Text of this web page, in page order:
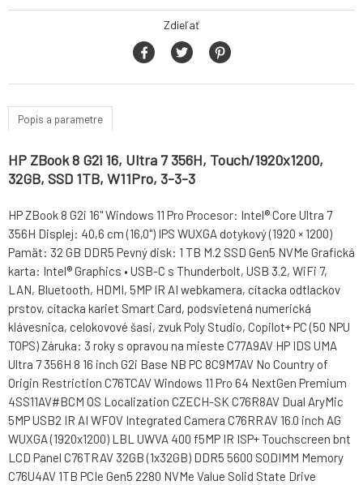
Zdieľať
Popis a parametre
HP ZBook 8 G2i 16, Ultra 7 356H, Touch/1920x1200,
32GB, SSD 1TB, W11Pro, 3-3-3
HP ZBook 8 G2i 16" Windows 11 Pro Procesor: Intel® Core Ultra 7
356H Displej: 40,6 cm (16,0") IPS WUXGA dotykový (1920 × 1200)
Pamät: 32 GB DDR5 Pevný disk: 1 TB M.2 SSD Gen5 NVMe Grafická
karta: Intel® Graphics • USB-C s Thunderbolt, USB 3.2, WiFi 7,
LAN, Bluetooth, HDMI, 5MP IR AI webkamera, cítacka odtlackov
prstov, cítacka kariet Smart Card, podsvietená numerická
klávesnica, celokovové šasi, zvuk Poly Studio, Copilot+ PC (50 NPU
TOPS) Záruka: 3 roky s opravou na mieste C77A9AV HP IDS UMA
Ultra 7 356H 8 16 inch G2i Base NB PC 8C9M7AV No Country of
Origin Restriction C76TCAV Windows 11 Pro 64 NextGen Premium
4SS11AV#BCM OS Localization CZECH-SK C76R8AV Dual AryMic
5MP USB2 IR AI WFOV Integrated Camera C76RRAV 16.0 inch AG
WUXGA (1920x1200) LBL UWVA 400 f5MP IR ISP+ Touchscreen bnt
LCD Panel C76TRAV 32GB (1x32GB) DDR5 5600 SODIMM Memory
C76U4AV 1TB PCIe Gen5 2280 NVMe Value Solid State Drive